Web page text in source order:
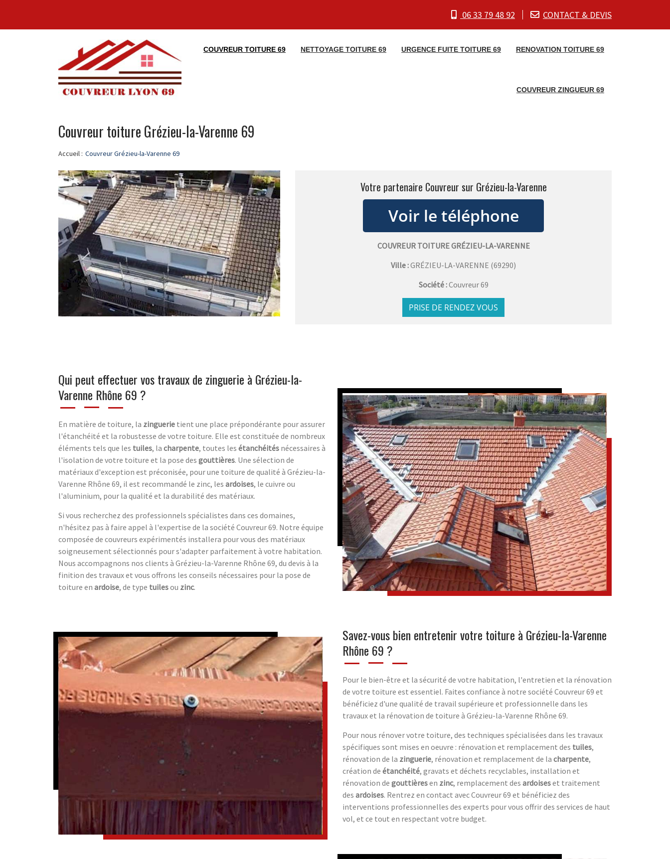
06 33 79 48 92 CONTACT & DEVIS
COUVREUR TOITURE 69 NETTOYAGE TOITURE 69 URGENCE FUITE TOITURE 69 RENOVATION TOITURE 69
COUVREUR ZINGUEUR 69
Couvreur toiture Grézieu-la-Varenne 69
Accueil : Couvreur Grézieu-la-Varenne 69
Votre partenaire Couvreur sur Grézieu-la-Varenne
COUVREUR TOITURE GRÉZIEU-LA-VARENNE
Ville :GRÉZIEU-LA-VARENNE (69290)
Société :Couvreur 69
PRISE DE RENDEZ VOUS
Qui peut effectuer vos travaux de zinguerie à Grézieu-la-
Varenne Rhône 69 ?
En matière de toiture, la zinguerie tient une place prépondérante pour assurer
l'étanchéité et la robustesse de votre toiture. Elle est constituée de nombreux
éléments tels que les tuiles, la charpente, toutes les étanchéités nécessaires à
l'isolation de votre toiture et la pose des gouttières. Une sélection de
matériaux d'exception est préconisée, pour une toiture de qualité à Grézieu-la-
Varenne Rhône 69, il est recommandé le zinc, les ardoises, le cuivre ou
l'aluminium, pour la qualité et la durabilité des matériaux.
Si vous recherchez des professionnels spécialistes dans ces domaines,
n'hésitez pas à faire appel à l'expertise de la société Couvreur 69. Notre équipe
composée de couvreurs expérimentés installera pour vous des matériaux
soigneusement sélectionnés pour s'adapter parfaitement à votre habitation.
Nous accompagnons nos clients à Grézieu-la-Varenne Rhône 69, du devis à la
finition des travaux et vous offrons les conseils nécessaires pour la pose de
toiture en ardoise, de type tuilesou zinc.
Savez-vous bien entretenir votre toiture à Grézieu-la-Varenne
Rhône 69 ?
Pour le bien-être et la sécurité de votre habitation, l'entretien et la rénovation
de votre toiture est essentiel. Faites confiance à notre société Couvreur 69 et
bénéficiez d'une qualité de travail supérieure et professionnelle dans les
travaux et la rénovation de toiture à Grézieu-la-Varenne Rhône 69.
Pour nous rénover votre toiture, des techniques spécialisées dans les travaux
spécifiques sont mises en oeuvre : rénovation et remplacement des tuiles,
rénovation de la zinguerie, rénovation et remplacement de la charpente,
création de étanchéité, gravats et déchets recyclables, installation et
rénovation de gouttièresen zinc, remplacement des ardoiseset traitement
des ardoises. Rentrez en contact avec Couvreur 69 et bénéficiez des
interventions professionnelles des experts pour vous offrir des services de haut
vol, et ce tout en respectant votre budget.